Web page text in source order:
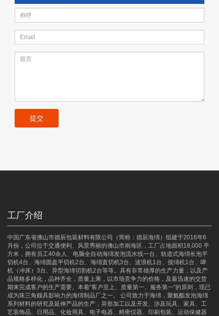
提交
工厂介绍
中国广东省佛山市德辰包装材料有限公司（简称：德辰海绵）组建于2016年6
月份，公司位于交通便利、风景秀丽的佛山市南海区，工厂占地面积18,000 平
方米，拥有员工40余人、电脑全自动海绵发泡流水线一台、轨道式海绵长泡平
切机4台、海绵圆盘平切机2台、海绵直切机3台、波浪机1台、接绵机1台、啤
机（冲床）3台、异型海绵切割机2台等等。具有非常雄厚的生产力量，以及产
品规格多样化，品种齐全，质量上乘，以市场竞争力的价格，及最迅速的交货
期来完成客户的生产需要。本着“客户至上、质量第一、服务第一”的原则，现已
成为珠三角颇具影响力的海绵制品厂之一。 公司致力于海绵，聚氨酯发泡海绵
系列材料的研究及延伸产品的生产，异形加工以及开发。涉及玩具、家具、工
艺装饰品、日用品、化妆用具、电子电器、精密仪器、印刷包装、运动保健器